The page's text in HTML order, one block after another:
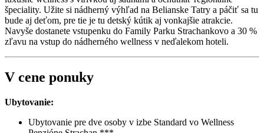
špeciality. Užite si nádherný výhľad na Belianske Tatry a páčiť sa tu
bude aj deťom, pre tie je tu detský kútik aj vonkajšie atrakcie.
Navyše dostanete vstupenku do Family Parku Strachankovo a 30 %
zľavu na vstup do nádherného wellness v neďalekom hoteli.
V cene ponuky
Ubytovanie:
Ubytovanie pre dve osoby v izbe Standard vo Wellness